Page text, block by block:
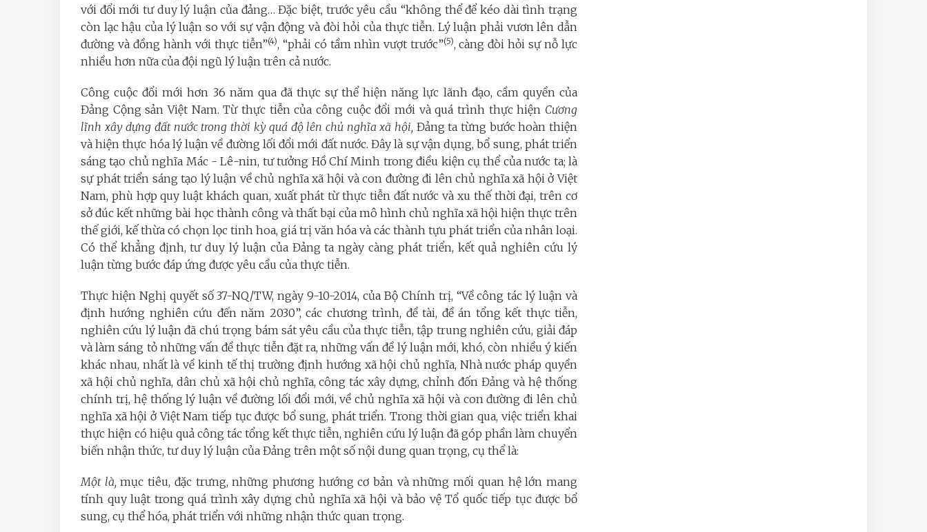
với đổi mới tư duy lý luận của đảng… Đặc biệt, trước yêu cầu “không thể để kéo dài tình trạng
còn lạc hậu của lý luận so với sự vận động và đòi hỏi của thực tiễn. Lý luận phải vươn lên dẫn
đường và đồng hành với thực tiễn”(4), “phải có tầm nhìn vượt trước”(5), càng đòi hỏi sự nỗ lực
nhiều hơn nữa của đội ngũ lý luận trên cả nước.
Công cuộc đổi mới hơn 36 năm qua đã thực sự thể hiện năng lực lãnh đạo, cầm quyền của
Đảng Cộng sản Việt Nam. Từ thực tiễn của công cuộc đổi mới và quá trình thực hiện Cương
lĩnh xây dựng đất nước trong thời kỳ quá độ lên chủ nghĩa xã hội, Đảng ta từng bước hoàn thiện
và hiện thực hóa lý luận về đường lối đổi mới đất nước. Đây là sự vận dụng, bổ sung, phát triển
sáng tạo chủ nghĩa Mác - Lê-nin, tư tưởng Hồ Chí Minh trong điều kiện cụ thể của nước ta; là
sự phát triển sáng tạo lý luận về chủ nghĩa xã hội và con đường đi lên chủ nghĩa xã hội ở Việt
Nam, phù hợp quy luật khách quan, xuất phát từ thực tiễn đất nước và xu thế thời đại, trên cơ
sở đúc kết những bài học thành công và thất bại của mô hình chủ nghĩa xã hội hiện thực trên
thế giới, kế thừa có chọn lọc tinh hoa, giá trị văn hóa và các thành tựu phát triển của nhân loại.
Có thể khẳng định,tư duy lý luận của Đảng ta ngày càng phát triển, kết quả nghiên cứu lý
luận từng bước đáp ứng được yêu cầu của thực tiễn.
Thực hiện Nghị quyết số 37-NQ/TW, ngày 9-10-2014, của Bộ Chính trị, “Về công tác lý luận và
định hướng nghiên cứu đến năm 2030”, các chương trình, đề tài, đề án tổng kết thực tiễn,
nghiên cứu lý luận đã chú trọng bám sát yêu cầu của thực tiễn, tập trung nghiên cứu, giải đáp
và làm sáng tỏ những vấn đề thực tiễn đặt ra, những vấn đề l‎ý luận mới, khó, còn nhiều‎ ý kiến
khác nhau, nhất là về kinh tế thị trường định hướng xã hội chủ nghĩa, Nhà nước pháp quyền
xã hội chủ nghĩa, dân chủ xã hội chủ nghĩa, công tác xây dựng, chỉnh đốn Đảng và hệ thống
chính trị, hệ thống lý luận về đường lối đổi mới, về chủ nghĩa xã hội và con đường đi lên chủ
nghĩa xã hội ở Việt Nam tiếp tục được bổ sung, phát triển. Trong thời gian qua, việc triển khai
thực hiện có hiệu quả công tác tổng kết thực tiễn, nghiên cứu lý luận đã góp phần làm chuyển
biến nhận thức, tư duy lý luận của Đảng trên một số nội dung quan trọng, cụ thể là:
Một là,mục tiêu, đặc trưng, những phương hướng cơ bản và những mối quan hệ lớn mang
tính quy luật trong quá trình xây dựng chủ nghĩa xã hội và bảo vệ Tổ quốc tiếp tục được bổ
sung, cụ thể hóa, phát triển với những nhận thức quan trọng.